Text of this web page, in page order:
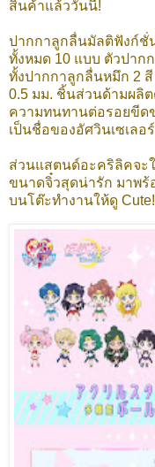
สินค้าแล้ววันนี้!
ปากกาลูกลื่นมัลติฟังก์ชั่
ทั้งหมด 10 แบบ ตัวปาก
ทั้งปากกาลูกลื่นหมึก 2
0.5 มม. ชิ้นส่วนด้ามผลิ
ความทนทานต่อรอยขีด
เป็นชื่อของอัศวินเซเลอ
ส่วนแสตนด์อะคริลิคจะ
ขนาดจิ๋วสุดน่ารัก มาพร้
บนโต๊ะทำงานให้ดู